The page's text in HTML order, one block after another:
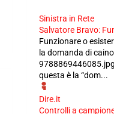
Sinistra in Rete
Salvatore Bravo:
Funzionare o
la domanda di
questa è la “dom...
Dire.it
Controlli a